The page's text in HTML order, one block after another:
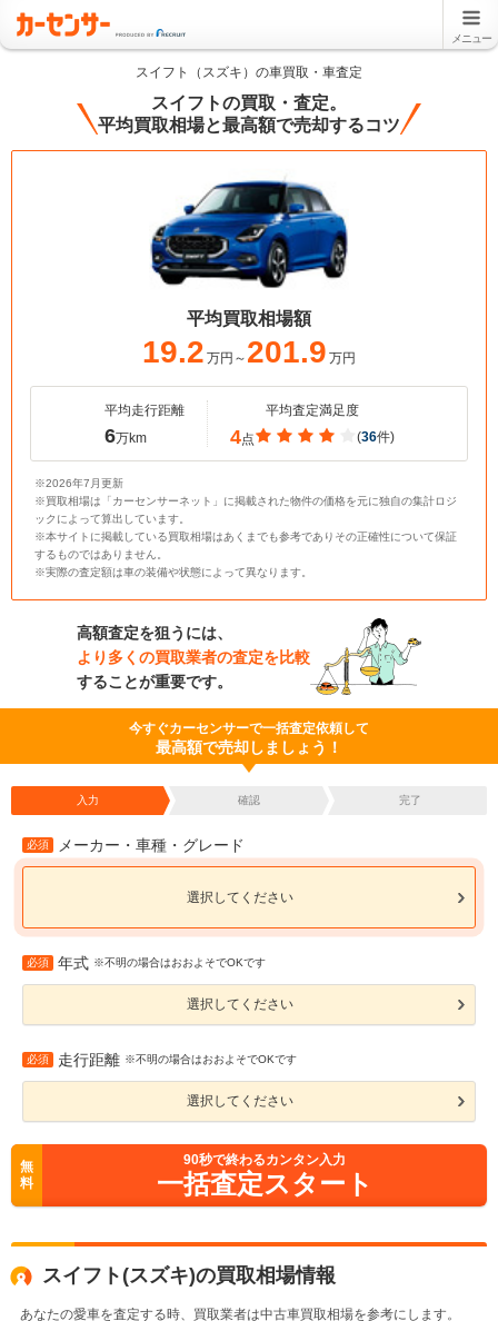
メニュー
スイフト（スズキ）の車買取・車査定
スイフトの買取・査定。
平均買取相場と最高額で売却するコツ
平均買取相場額
19.2 万円～ 201.9 万円
平均走行距離
6万km
平均査定満足度
4点 (36件)
※2026年7月更新
※買取相場は「カーセンサーネット」に掲載された物件の価格を元に独自の集計ロジ
ックによって算出しています。
※本サイトに掲載している買取相場はあくまでも参考でありその正確性について保証
するものではありません。
※実際の査定額は車の装備や状態によって異なります。
高額査定を狙うには、
より多くの買取業者の査定を比較
することが重要です。
今すぐカーセンサーで一括査定依頼して
最高額で売却しましょう！
入力 確認 完了
必須 メーカー・車種・グレード
選択してください
必須 年式 ※不明の場合はおおよそでOKです
選択してください
必須 走行距離 ※不明の場合はおおよそでOKです
選択してください
無
料
90秒で終わるカンタン入力
一括査定スタート
スイフト(スズキ)の買取相場情報
あなたの愛車を査定する時、買取業者は中古車買取相場を参考にします。